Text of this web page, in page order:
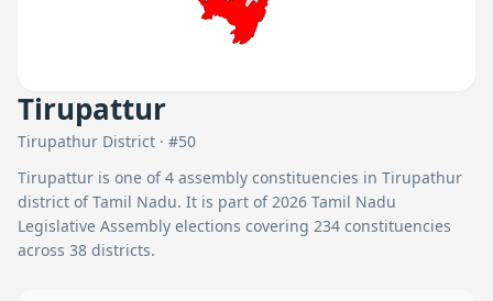
Tirupattur
Tirupathur District · #50
Tirupattur is one of4 assembly constituencies in Tirupathur
district of Tamil Nadu. It is part of 2026 Tamil Nadu
Legislative Assembly elections covering 234 constituencies
across 38 districts.